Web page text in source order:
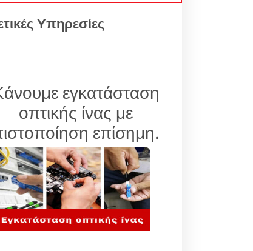
Υπηρεσίες
εγκατάσταση
οπτικής ίνας με
επίσημη.